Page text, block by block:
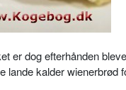
er dog efterhånden
lande kalder wienerbrød